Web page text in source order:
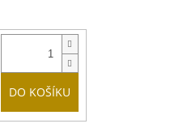
DO KOŠÍKU